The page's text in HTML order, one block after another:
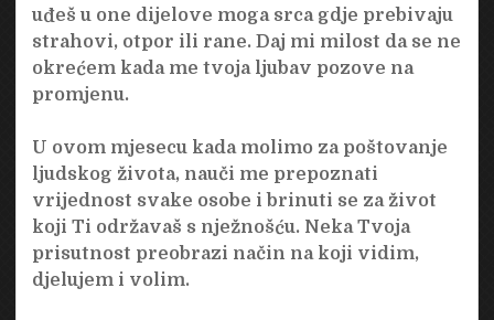
uđeš u one dijelove moga srca gdje prebivaju
strahovi, otpor ili rane. Daj mi milost da se ne
okrećem kada me tvoja ljubav pozove na
promjenu.
U ovom mjesecu kada molimo za poštovanje
ljudskog života, nauči me prepoznati
vrijednost svake osobe i brinuti se za život
koji Ti održavaš s nježnošću. Neka Tvoja
prisutnost preobrazi način na koji vidim,
djelujem i volim.